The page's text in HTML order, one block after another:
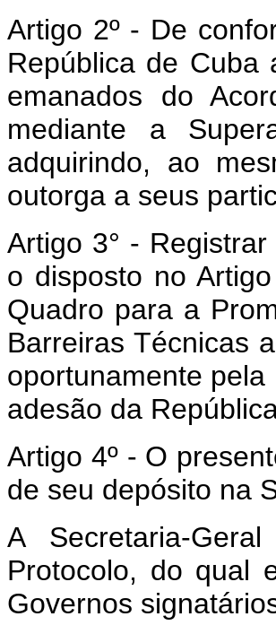
Artigo 2º - De
República de Cuba
emanados do
mediante a
adquirindo, ao
outorga a seus
Artigo 3° -
o disposto no
Quadro para a
Barreiras Técnicas
oportunamente
adesão da
Artigo 4º - O
de seu depósito na
A Secretaria-
Protocolo, do qual
Governos